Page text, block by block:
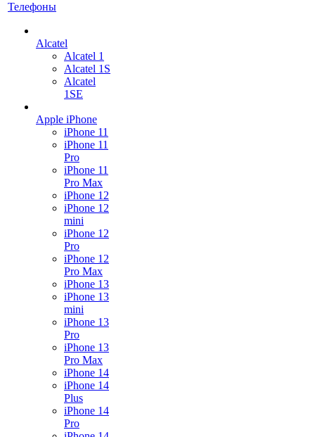
Телефоны
Alcatel
Alcatel 1
Alcatel 1S
Alcatel
1SE
Apple iPhone
iPhone 11
iPhone 11
Pro
iPhone 11
Pro Max
iPhone 12
iPhone 12
mini
iPhone 12
Pro
iPhone 12
Pro Max
iPhone 13
iPhone 13
mini
iPhone 13
Pro
iPhone 13
Pro Max
iPhone 14
iPhone 14
Plus
iPhone 14
Pro